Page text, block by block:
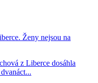
Ženy nejsou na
z Liberce dosáhla